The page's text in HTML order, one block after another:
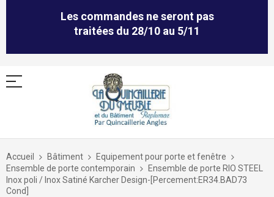
Les commandes ne seront pas
traitées du 28/10 au 5/11
Allez
contenu
Accueil Bâtiment
Equipement pour porte et fenêtre
Ensemble de porte contemporain
Ensemble de porte RIO STEEL
Inox poli / Inox Satiné Karcher Design-[Percement:ER34.BAD73
Cond]